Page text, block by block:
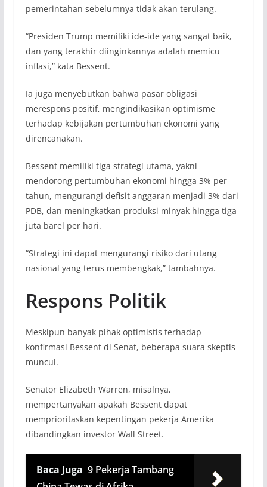
pemerintahan sebelumnya tidak akan terulang.
“Presiden Trump memiliki ide-ide yang sangat baik,
dan yang terakhir diinginkannya adalah memicu
inflasi,” kata Bessent.
Ia juga menyebutkan bahwa pasar obligasi
merespons positif, mengindikasikan optimisme
terhadap kebijakan pertumbuhan ekonomi yang
direncanakan.
Bessent memiliki tiga strategi utama, yakni
mendorong pertumbuhan ekonomi hingga 3% per
tahun, mengurangi defisit anggaran menjadi 3% dari
PDB, dan meningkatkan produksi minyak hingga tiga
juta barel per hari.
“Strategi ini dapat mengurangi risiko dari utang
nasional yang terus membengkak,” tambahnya.
Respons Politik
Meskipun banyak pihak optimistis terhadap
konfirmasi Bessent di Senat, beberapa suara skeptis
muncul.
Senator Elizabeth Warren, misalnya,
mempertanyakan apakah Bessent dapat
memprioritaskan kepentingan pekerja Amerika
dibandingkan investor Wall Street.
Baca Juga 9 Pekerja Tambang